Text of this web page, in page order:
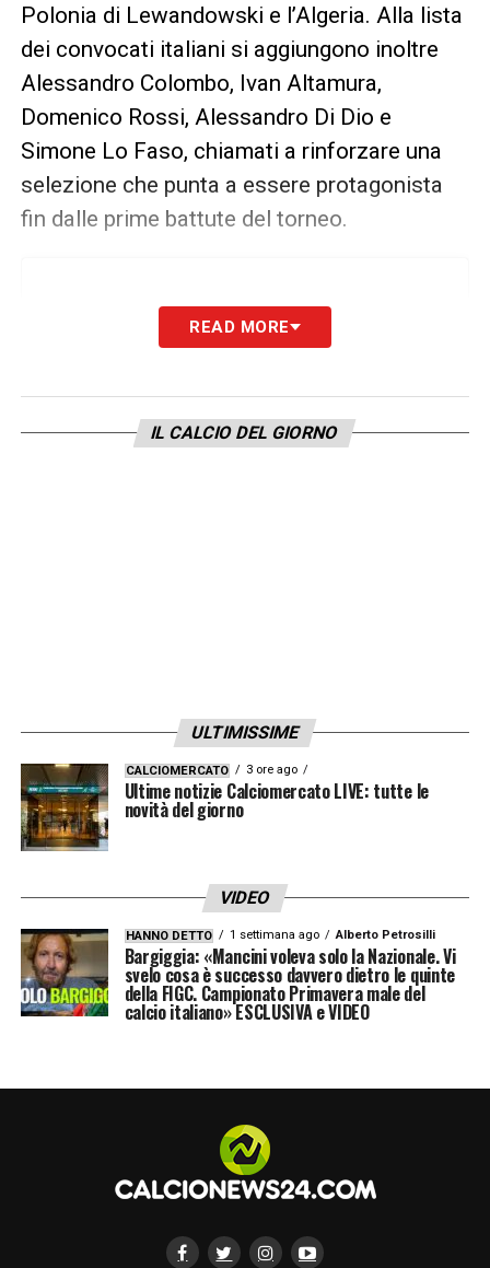
Polonia di Lewandowski e l’Algeria. Alla lista
dei convocati italiani si aggiungono inoltre
Alessandro Colombo, Ivan Altamura,
Domenico Rossi, Alessandro Di Dio e
Simone Lo Faso, chiamati a rinforzare una
selezione che punta a essere protagonista
fin dalle prime battute del torneo.
LEGGI ANCHE –Partite oggi, stasera e
domani: guida alla Diretta TV
READ MORE
IL CALCIO DEL GIORNO
ULTIMISSIME
CALCIOMERCATO 3 ore ago
Ultime notizie Calciomercato LIVE: tutte le
novità del giorno
VIDEO
HANNO DETTO 1 settimana ago Alberto Petrosilli
Bargiggia: «Mancini voleva solo la Nazionale. Vi
svelo cosa è successo davvero dietro le quinte
della FIGC. Campionato Primavera male del
calcio italiano» ESCLUSIVA e VIDEO